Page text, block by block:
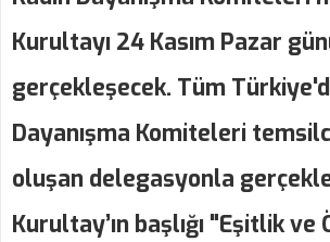
Kurultayı 24 Kasım Pazar
gerçekleşecek. Tüm
Dayanışma Komiteleri
oluşan delegasyonla
Kurultay’ın başlığı "Eşitlik ve